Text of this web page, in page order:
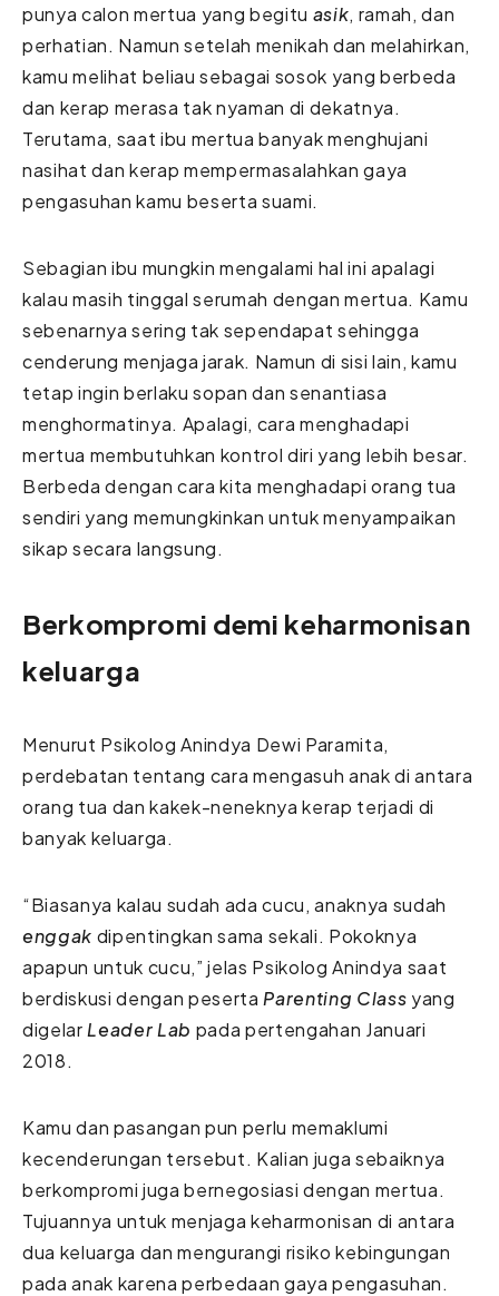
punya calon mertua yang begitu asik, ramah, dan
perhatian. Namun setelah menikah dan melahirkan,
kamu melihat beliau sebagai sosok yang berbeda
dan kerap merasa tak nyaman di dekatnya.
Terutama, saat ibu mertua banyak menghujani
nasihat dan kerap mempermasalahkan gaya
pengasuhan kamu beserta suami.
Sebagian ibu mungkin mengalami hal ini apalagi
kalau masih tinggal serumah dengan mertua. Kamu
sebenarnya sering tak sependapat sehingga
cenderung menjaga jarak. Namun di sisi lain, kamu
tetap ingin berlaku sopan dan senantiasa
menghormatinya. Apalagi, cara menghadapi
mertua membutuhkan kontrol diri yang lebih besar.
Berbeda dengan cara kita menghadapi orang tua
sendiri yang memungkinkan untuk menyampaikan
sikap secara langsung.
Berkompromi demi keharmonisan
keluarga
Menurut Psikolog Anindya Dewi Paramita,
perdebatan tentang cara mengasuh anak di antara
orang tua dan kakek-neneknya kerap terjadi di
banyak keluarga.
“Biasanya kalau sudah ada cucu, anaknya sudah
enggak dipentingkan sama sekali. Pokoknya
apapun untuk cucu,” jelas Psikolog Anindya saat
berdiskusi dengan peserta Parenting Class yang
digelar Leader Lab pada pertengahan Januari
2018.
Kamu dan pasangan pun perlu memaklumi
kecenderungan tersebut. Kalian juga sebaiknya
berkompromi juga bernegosiasi dengan mertua.
Tujuannya untuk menjaga keharmonisan di antara
dua keluarga dan mengurangi risiko kebingungan
pada anak karena perbedaan gaya pengasuhan.